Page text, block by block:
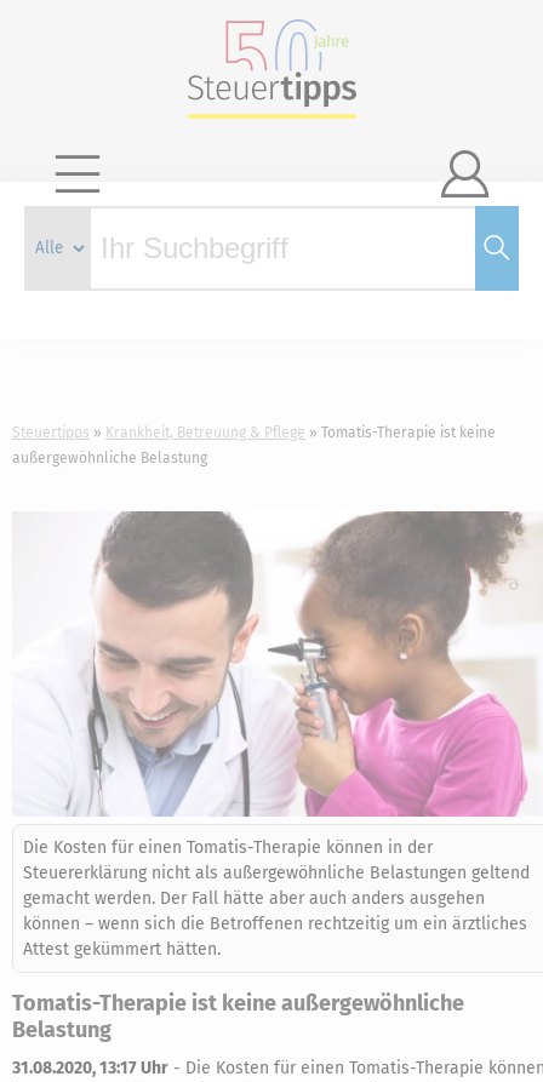

Steuertipps Krankheit, Betreuung & Pflege
Tomatis-Therapie ist keine
außergewöhnliche Belastung
Die Kosten für einen Tomatis-Therapie können in der
Steuererklärung nicht als außergewöhnliche Belastungen geltend
gemacht werden. Der Fall hätte aber auch anders ausgehen
können – wenn sich die Betroffenen rechtzeitig um ein ärztliches
Attest gekümmert hätten.
Tomatis-Therapie ist keine außergewöhnliche
Belastung
31.08.2020, 13:17 Uhr - Die Kosten für einen Tomatis-Therapie